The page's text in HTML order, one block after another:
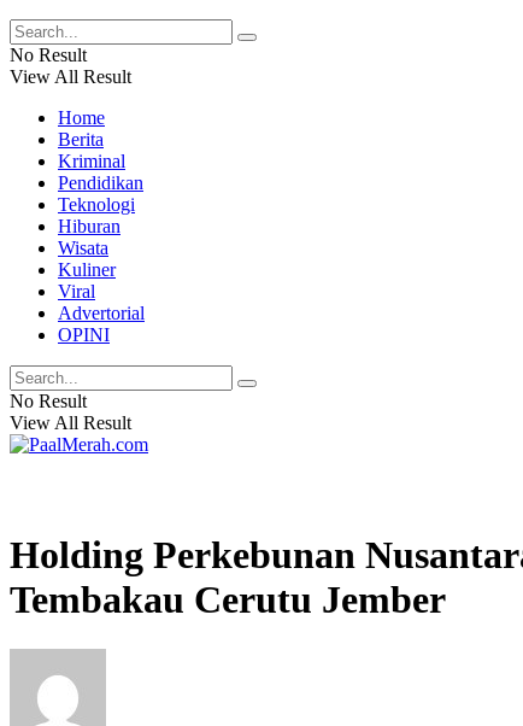
No Result
View All Result
Home
Berita
Kriminal
Pendidikan
Teknologi
Hiburan
Wisata
Kuliner
Viral
Advertorial
OPINI
No Result
View All Result
Holding Perkebunan
Tembakau Cerutu Jember